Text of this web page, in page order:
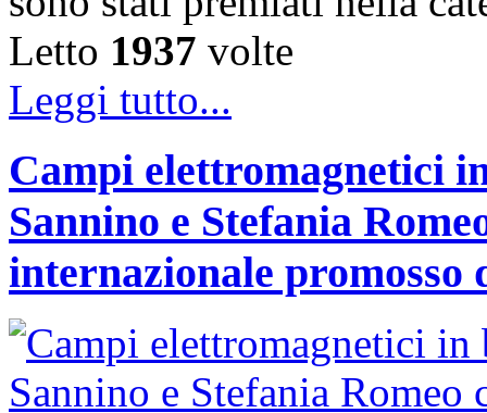
Letto 1937 volte
Leggi tutto...
Campi elettromagnetici
Sannino e Stefania
internazionale promosso